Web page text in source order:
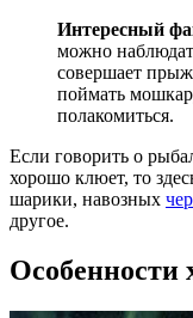
Интересный
можно
совершает
поймать
полакомиться.
Если говорить о
хорошо клюет, то
шарики, навозных
другое.
Особенности